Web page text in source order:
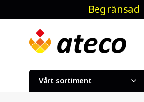
Vårt sortiment